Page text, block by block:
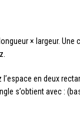
× largeur.
l’espace en deux
s’obtient avec :